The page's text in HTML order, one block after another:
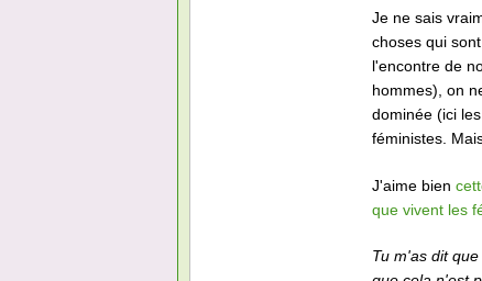
Je ne sais
choses qui
l'encontre de
hommes), on
dominée (ici
féministes.
J'aime bien
que vivent les
Tu m'as dit